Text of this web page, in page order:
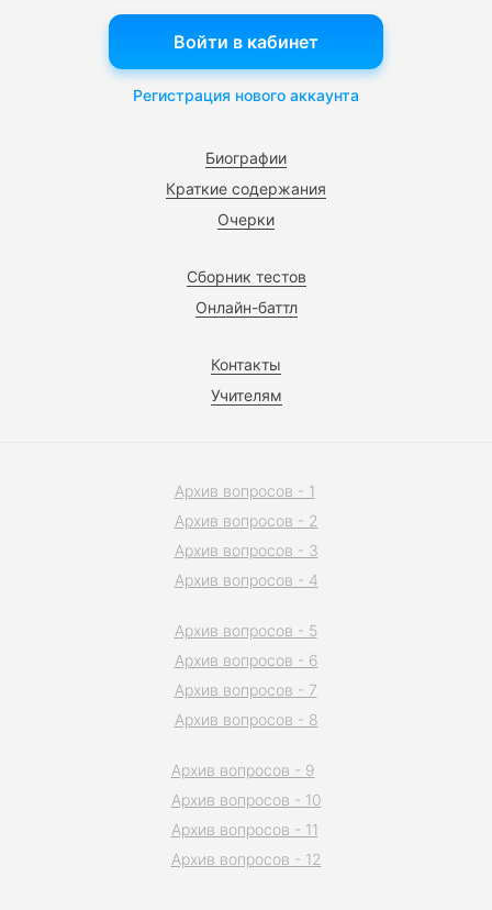
Биографии
Краткие содержания
Очерки
Сборник тестов
Онлайн-баттл
Контакты
Учителям
Войти в кабинет
Регистрация нового аккаунта
Архив вопросов - 1
Архив вопросов - 2
Архив вопросов - 3
Архив вопросов - 4
Архив вопросов - 5
Архив вопросов - 6
Архив вопросов - 7
Архив вопросов - 8
Архив вопросов - 9
Архив вопросов - 10
Архив вопросов - 11
Архив вопросов - 12